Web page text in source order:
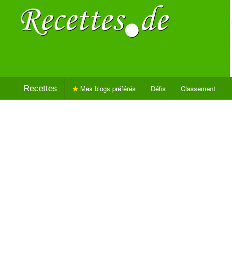
Recettes Mes blogs préférés Défis Classement